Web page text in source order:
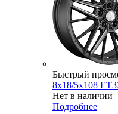
Быстрый
8x18/5x108
Нет в наличии
Подробнее